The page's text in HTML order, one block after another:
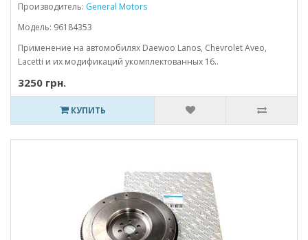
Производитель: General Motors
Модель: 96184353
Применение на автомобилях Daewoo Lanos, Chevrolet Aveo,
Lacetti и их модификаций укомплектованных 16..
3250 грн.
КУПИТЬ